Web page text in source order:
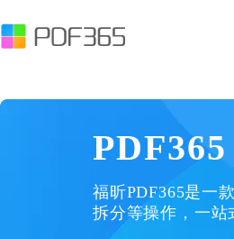
PDF365
福昕PDF365是一
拆分等操作，一